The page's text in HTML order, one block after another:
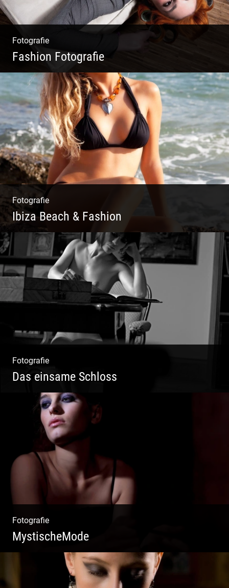
Fotografie
Fashion Fotografie
Mode|Menschen|Magazin
Fotografie
Ibiza Beach & Fashion
Ibiza Beach & Fashion
Fotografie
Das einsame Schloss
Aktfotografie | Zeichnen mit Licht & Schatten
Fotografie
MystischeMode
Mystische Modefotografie